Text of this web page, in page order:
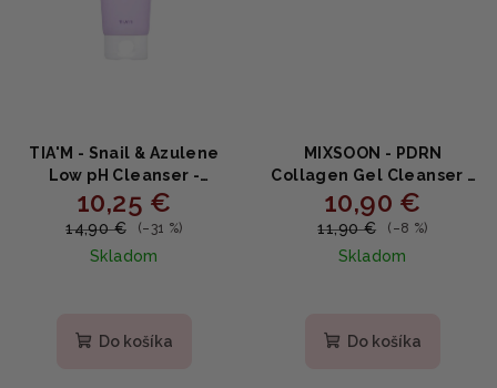
TIA'M - Snail & Azulene
Low pH Cleanser -
Čistiaci gél s nízkym PH
200ml
10,25 €
14,90 € (–31 %)
Skladom
produktu
Do košíka
MIXSOON - PDRN
Collagen Gel Cleanser -
Hydratačný gélový čistič
s PDRN a kolagénom
10,90 €
11,90 € (–8 %)
Skladom
produktu
Do košíka